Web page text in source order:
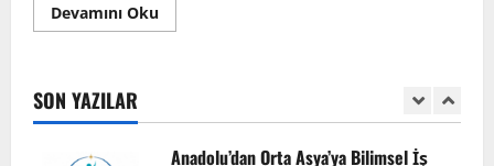
Devamını Oku
SON YAZILAR1
EMDATE 6 – 1. Ulusal Akademik Tıp
Anadolu’dan Orta Asya’ya Bilimsel İş